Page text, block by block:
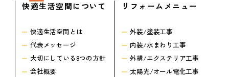
快適生活空間について
快適生活空間とは
代表メッセージ
大切にしている8つの方針
会社概要
リフォームメニュー
外装/塗装工事
内装/水まわり工事
外構/エクステリア工事
太陽光/オール電化工事